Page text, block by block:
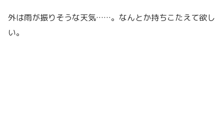
外は雨が振りそうな天気……。なんとか持ちこたえて欲し
い。